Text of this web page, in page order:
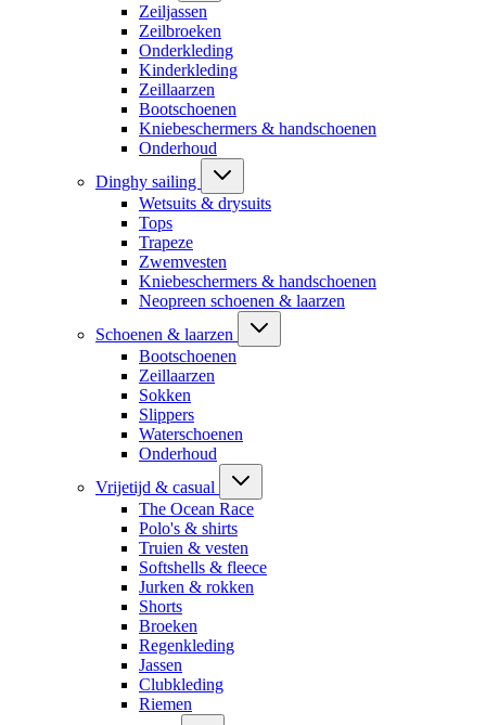
Zeiljassen
Zeilbroeken
Onderkleding
Kinderkleding
Zeillaarzen
Bootschoenen
Kniebeschermers & handschoenen
Onderhoud
Dinghy sailing
Wetsuits & drysuits
Tops
Trapeze
Zwemvesten
Kniebeschermers & handschoenen
Neopreen schoenen & laarzen
Schoenen & laarzen
Bootschoenen
Zeillaarzen
Sokken
Slippers
Waterschoenen
Onderhoud
Vrijetijd & casual
The Ocean Race
Polo's & shirts
Truien & vesten
Softshells & fleece
Jurken & rokken
Shorts
Broeken
Regenkleding
Jassen
Clubkleding
Riemen